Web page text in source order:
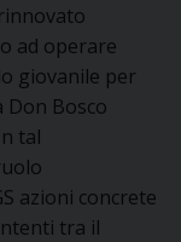
ad operare
giovanile per
Don Bosco
tal
azioni concrete
tra il